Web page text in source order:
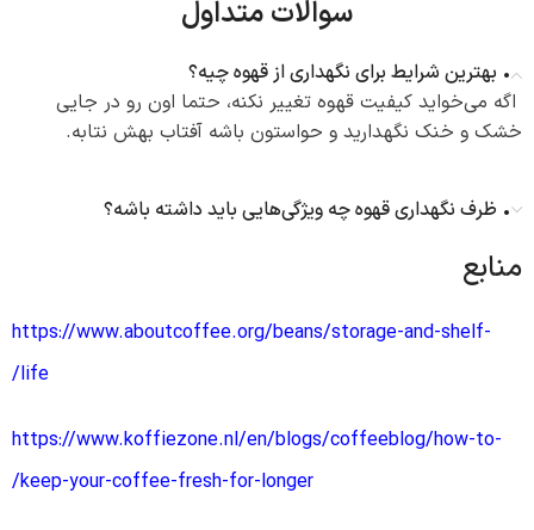
سوالات متداول
• بهترین شرایط برای نگهداری از قهوه چیه؟
اگه می‌خواید کیفیت قهوه تغییر نکنه، حتما اون رو در جایی
خشک و خنک نگهدارید و حواستون باشه آفتاب بهش نتابه.
• ظرف نگهداری قهوه چه ویژگی‌هایی باید داشته باشه؟
منابع
https://www.aboutcoffee.org/beans/storage-and-shelf-
life/
https://www.koffiezone.nl/en/blogs/coffeeblog/how-to-
keep-your-coffee-fresh-for-longer/